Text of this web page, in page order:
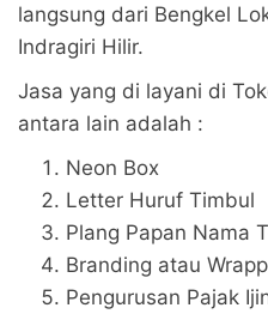
langsung dari Bengkel
Indragiri Hilir.
Jasa yang di layani di
antara lain adalah :
Neon Box
Letter Huruf Timbul
Plang Papan Nama
Branding atau
Pengurusan Pajak